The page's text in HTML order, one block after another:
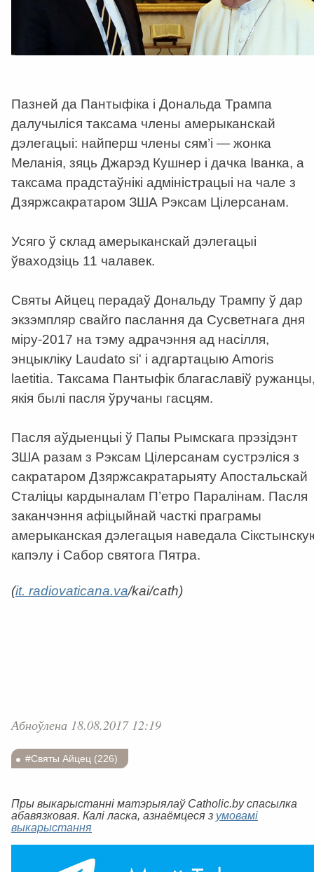
Пазней да Пантыфіка і Дональда Трампа
далучыліся таксама члены амерыканскай
дэлегацыі: найперш члены сям’і — жонка
Меланія, зяць Джарэд Кушнер і дачка Іванка, а
таксама прадстаўнікі адміністрацыі на чале з
Дзяржсакратаром ЗША Рэксам Цілерсанам.
Усяго ў склад амерыканскай дэлегацыі
ўваходзіць 11 чалавек.
Святы Айцец перадаў Дональду Трампу ў дар
экзэмпляр свайго паслання да Сусветнага дня
міру-2017 на тэму адрачэння ад насілля,
энцыкліку Laudato si' і адгартацыю Amoris
laetitia. Таксама Пантыфік благаславіў
якія былі пасля ўручаны гасцям.
Пасля аўдыенцыі ў Папы Рымскага прэзідэнт
ЗША разам з Рэксам Цілерсанам сустрэліся з
сакратаром Дзяржсакратарыяту Апостальскай
Сталіцы кардыналам П’етро Паралінам. Пасля
заканчэння афіцыйнай часткі праграмы
амерыканская дэлегацыя наведала
капэлу і Сабор святога Пятра.
(it. radiovaticana.va/kai/cath)
Абноўлена 18.08.2017 12:19
#Святы Айцец (226)
Пры выкарыстанні матэрыялаў Catholic.by спасылка
абавязковая. Калі ласка, азнаёмцеся з умовамі
выкарыстання